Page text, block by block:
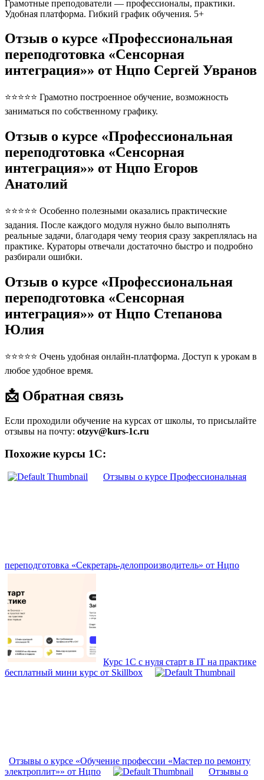
Грамотные преподователи — профессионалы, практики.
Удобная платформа. Гибкий график обучения. 5+
Отзыв о курсе «Профессиональная
переподготовка «Сенсорная
интеграция»» от Нцпо Сергей Увранов
⭐⭐⭐⭐⭐ Грамотно построенное обучение, возможность
заниматься по собственному графику.
Отзыв о курсе «Профессиональная
переподготовка «Сенсорная
интеграция»» от Нцпо Егоров
Анатолий
⭐⭐⭐⭐⭐ Особенно полезными оказались практические
задания. После каждого модуля нужно было выполнять
реальные задачи, благодаря чему теория сразу закреплялась на
практике. Кураторы отвечали достаточно быстро и подробно
разбирали ошибки.
Отзыв о курсе «Профессиональная
переподготовка «Сенсорная
интеграция»» от Нцпо Степанова
Юлия
⭐⭐⭐⭐⭐ Очень удобная онлайн-платформа. Доступ к урокам в
любое удобное время.
📩 Обратная связь
Если проходили обучение на курсах от школы, то присылайте
отзывы на почту: otzyv@kurs-1c.ru
Похожие курсы 1С:
Отзывы о курсе Профессиональная
переподготовка «Секретарь-делопроизводитель» от Нцпо
Курс 1С с нуля старт в IT на практике
бесплатный мини курс от Skillbox
Отзывы о курсе «Обучение профессии «Мастер по ремонту
электроплит»» от Нцпо
Отзывы о